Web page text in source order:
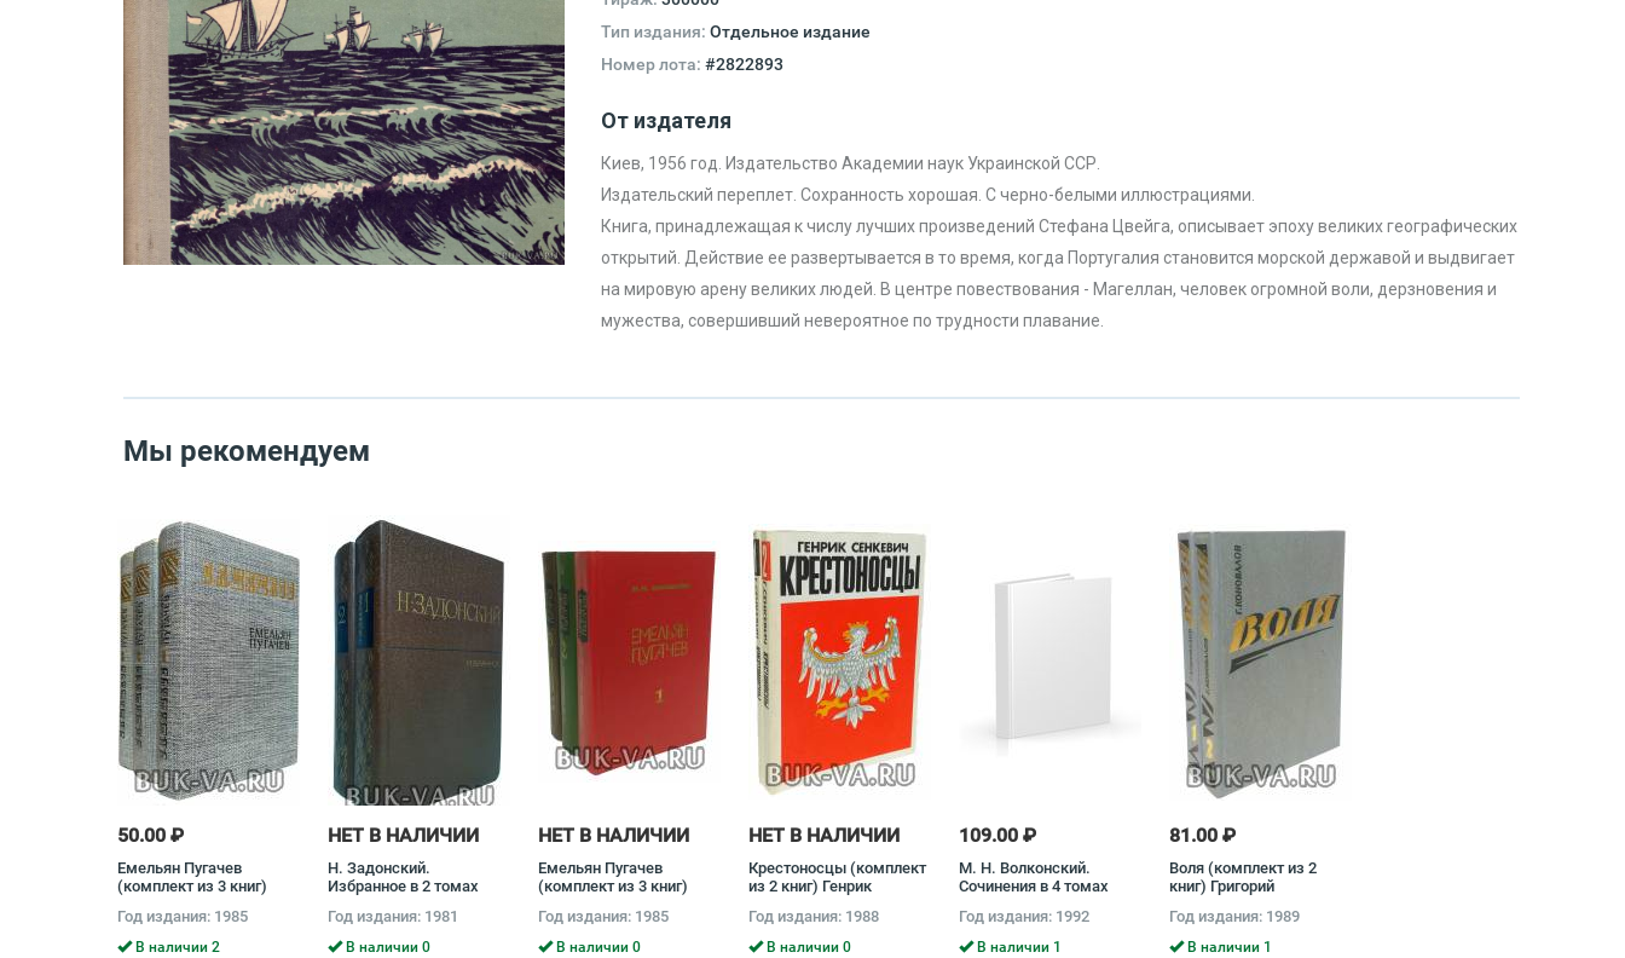
Тип издания: Отдельное издание
Номер лота: #2822893
От издателя
Киев, 1956 год. Издательство Академии наук Украинской ССР.
Издательский переплет. Сохранность хорошая. С черно-белыми иллюстрациями.
Книга, принадлежащая к числу лучших произведений Стефана Цвейга, описывает эпоху великих географических
открытий. Действие ее развертывается в то время, когда Португалия становится морской державой и выдвигает
на мировую арену великих людей. В центре повествования - Магеллан, человек огромной воли, дерзновения и
мужества, совершивший невероятное по трудности плавание.
Мы рекомендуем
50.00 ₽
Емельян Пугачев
(комплект из 3 книг)
Год издания: 1985
В наличии 2
НЕТ В НАЛИЧИИ
Н. Задонский.
Избранное в 2 томах
Задонский
Год издания: 1981
В наличии 0
НЕТ В НАЛИЧИИ
Емельян Пугачев
(комплект из 3 книг)
Год издания: 1985
В наличии 0
НЕТ В НАЛИЧИИ
Крестоносцы (комплект
из 2 книг) Генрик
Год издания: 1988
В наличии 0
109.00 ₽
М. Н. Волконский.
Сочинения в 4 томах
Волконский
Год издания: 1992
В наличии 1
81.00 ₽
Воля (комплект из 2
книг) Григорий
Год издания: 1989
В наличии 1